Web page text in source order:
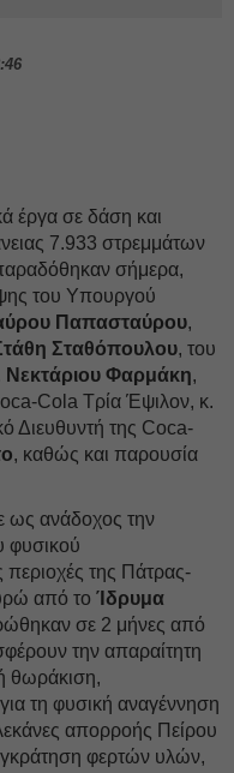
έργα σε δάση και
7.933 στρεμμάτων
σήμερα,
του Υπουργού
Παπασταύρου,
Σταθόπουλου, του
Νεκτάριου Φαρμάκη,
Cola Τρία Έψιλον, κ.
Διευθυντή της Coca-
, καθώς και παρουσία
ως ανάδοχος την
φυσικού
περιοχές της Πάτρας-
από το Ίδρυμα
σε 2 μήνες από
την απαραίτητη
θωράκιση,
τη φυσική αναγέννηση
απορροής Πείρου
φερτών υλών,